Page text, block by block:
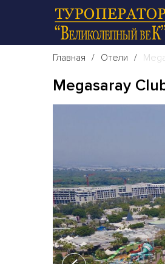
Главная Отели
Megasaray